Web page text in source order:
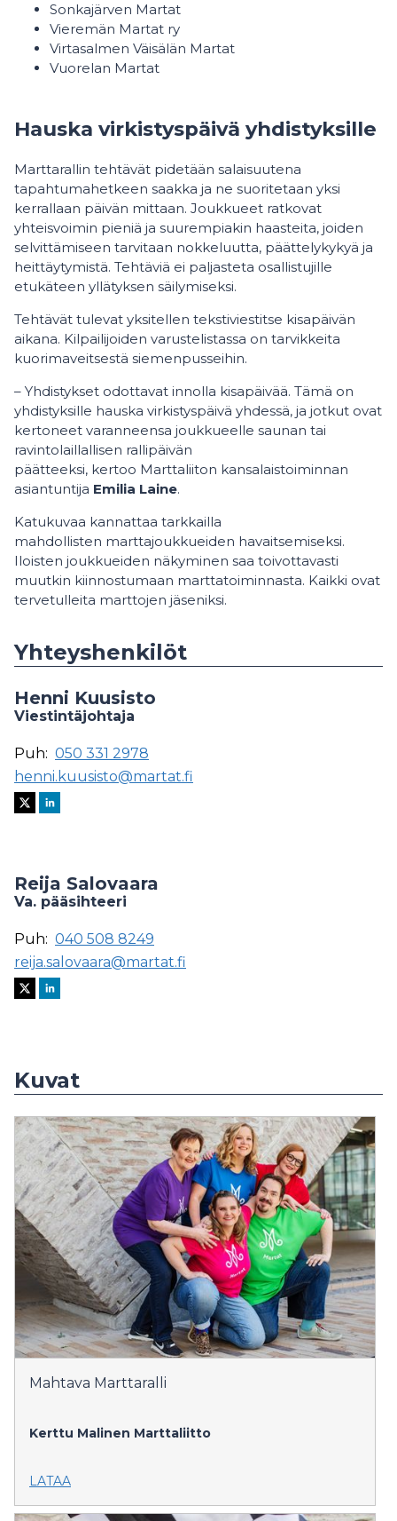
Sonkajärven Martat
Vieremän Martat ry
Virtasalmen Väisälän Martat
Vuorelan Martat
Hauska virkistyspäivä yhdistyksille
Marttarallin tehtävät pidetään salaisuutena
tapahtumahetkeen saakka ja ne suoritetaan yksi
kerrallaan päivän mittaan. Joukkueet ratkovat
yhteisvoimin pieniä ja suurempiakin haasteita, joiden
selvittämiseen tarvitaan nokkeluutta, päättelykykyä ja
heittäytymistä. Tehtäviä ei paljasteta osallistujille
etukäteen yllätyksen säilymiseksi.
Tehtävät tulevat yksitellen tekstiviestitse kisapäivän
aikana. Kilpailijoiden varustelistassa on tarvikkeita
kuorimaveitsestä siemenpusseihin.
– Yhdistykset odottavat innolla kisapäivää. Tämä on
yhdistyksille hauska virkistyspäivä yhdessä, ja jotkut ovat
kertoneet varanneensa joukkueelle saunan tai
ravintolaillallisen rallipäivän
päätteeksi, kertoo Marttaliiton kansalaistoiminnan
asiantuntija Emilia Laine.
Katukuvaa kannattaa tarkkailla
mahdollisten marttajoukkueiden havaitsemiseksi.
Iloisten joukkueiden näkyminen saa toivottavasti
muutkin kiinnostumaan marttatoiminnasta. Kaikki ovat
tervetulleita marttojen jäseniksi.
Yhteyshenkilöt
Henni Kuusisto
Viestintäjohtaja
Puh: 050 331 2978
henni.kuusisto@martat.fi
Reija Salovaara
Va. pääsihteeri
Puh: 040 508 8249
reija.salovaara@martat.fi
Kuvat
Mahtava Marttaralli
Kerttu Malinen Marttaliitto
LATAA